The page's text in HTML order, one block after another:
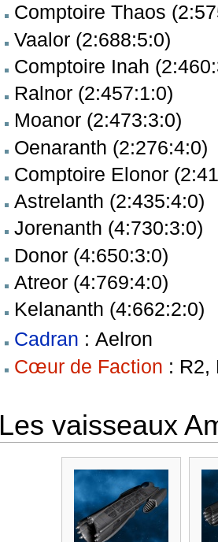
Comptoire Thaos
Vaalor (2:688:5:0)
Comptoire Inah
Ralnor (2:457:1:0)
Moanor (2:473:3:0)
Oenaranth (2:276:4:0)
Comptoire Elonor
Astrelanth (2:435:4:0)
Jorenanth (4:730:3:0)
Donor (4:650:3:0)
Atreor (4:769:4:0)
Kelananth (4:662:2:0)
Cadran : Aelron
Cœur de Faction : R2,
Les vaisseaux